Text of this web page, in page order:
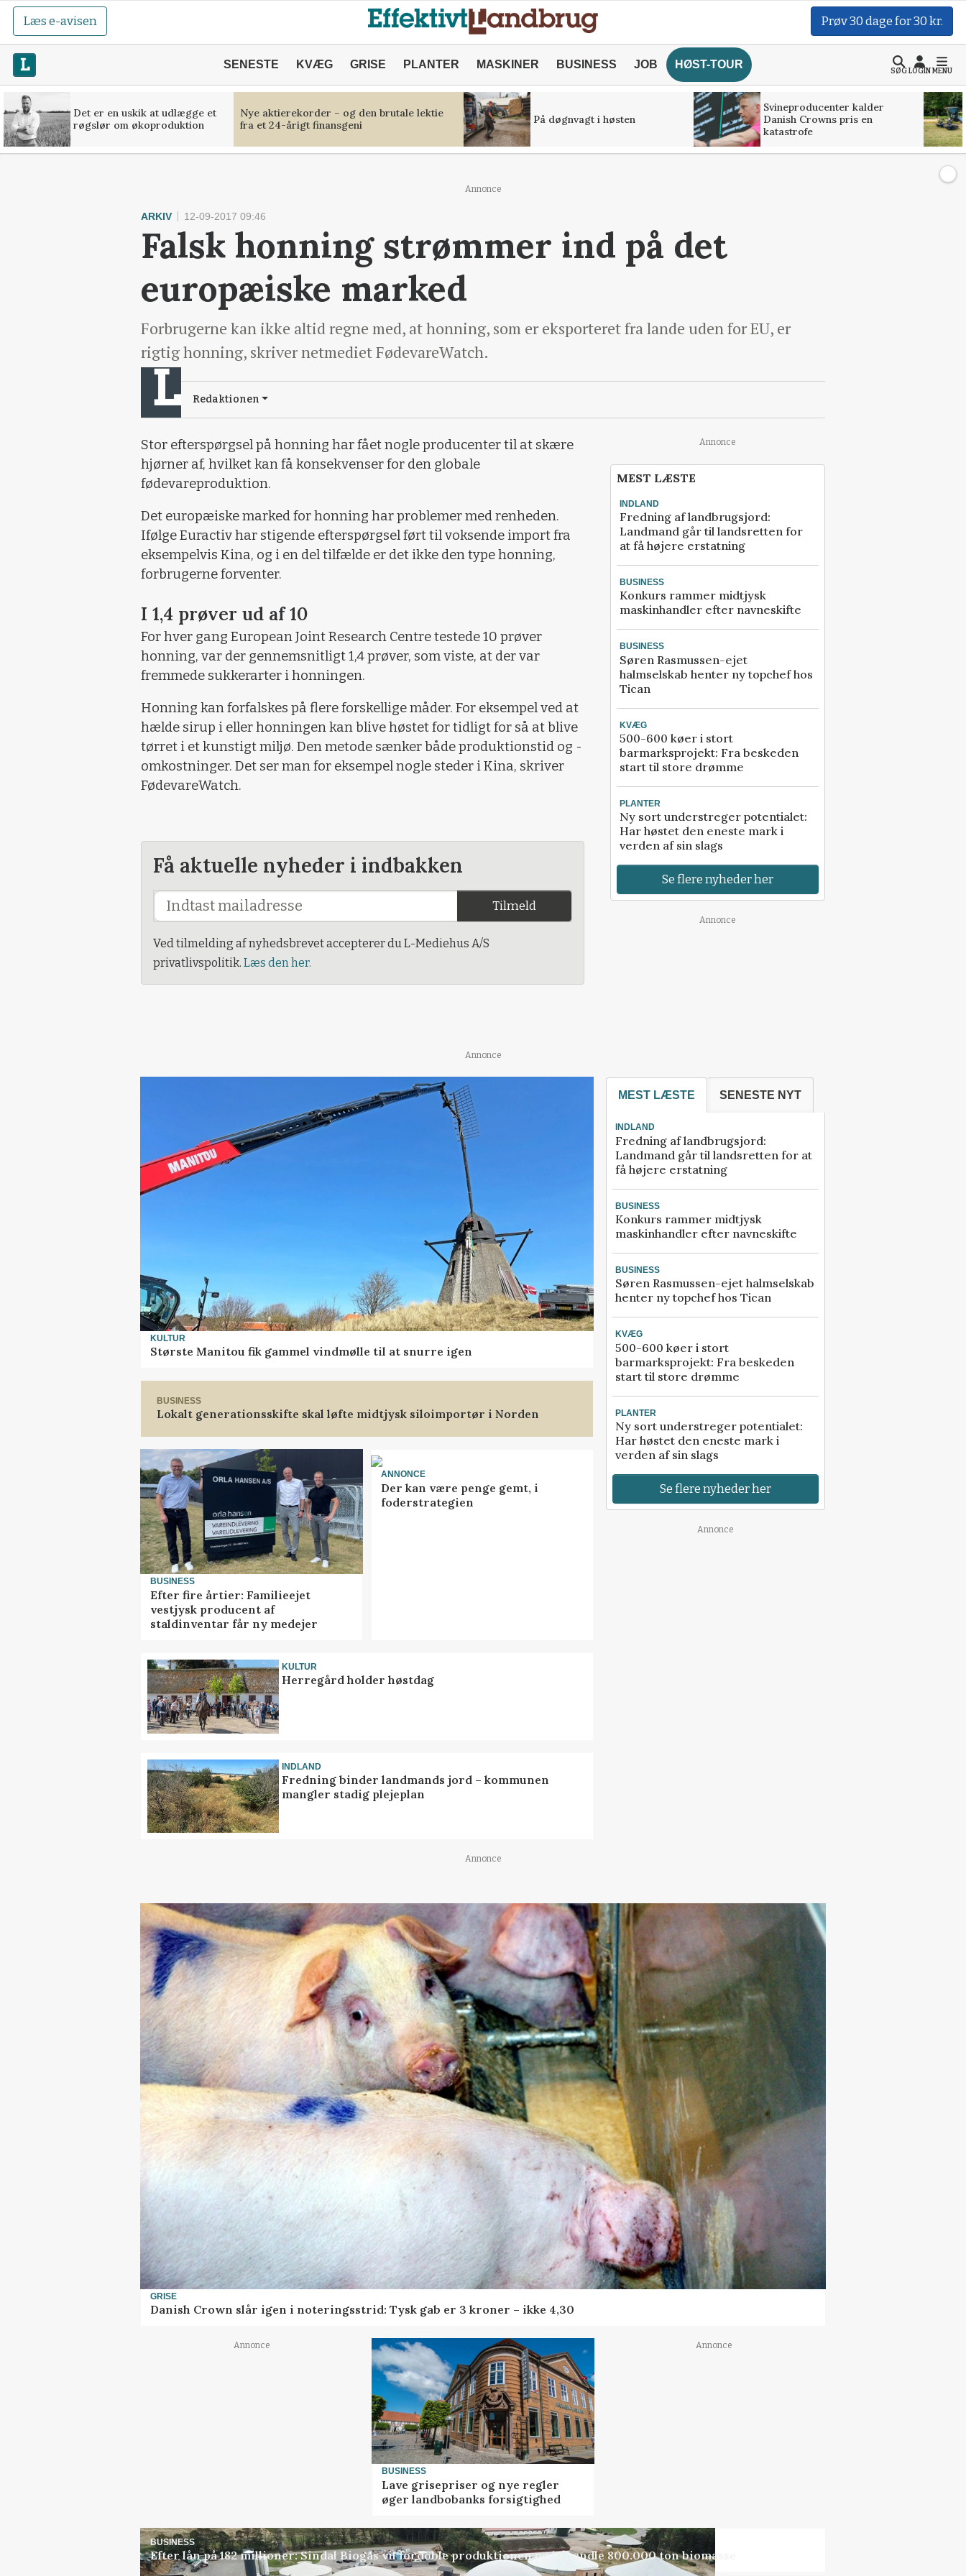
Læs e-avisen Prøv 30 dage for 30 kr.
SENESTE KVÆG GRISE PLANTER MASKINER BUSINESS JOB HØST-TOUR
SØGLOGINMENU
Det er en uskik at udlægge et
røgslør om økoproduktion
Nye aktierekorder – og den brutale lektie
fra et 24-årigt finansgeni
På døgnvagt i høsten
Svineproducenter kalder
Danish Crowns pris en
katastrofe
Annonce
ARKIV 12-09-2017 09:46
Falsk honning strømmer ind på det
europæiske marked
Forbrugerne kan ikke altid regne med, at honning, som er eksporteret fra lande uden for EU, er
rigtig honning, skriver netmediet FødevareWatch.
Redaktionen
Stor efterspørgsel på honning har fået nogle producenter til at skære
hjørner af, hvilket kan få konsekvenser for den globale
fødevareproduktion.
Det europæiske marked for honning har problemer med renheden.
Ifølge Euractiv har stigende efterspørgsel ført til voksende import fra
eksempelvis Kina, og i en del tilfælde er det ikke den type honning,
forbrugerne forventer.
I 1,4 prøver ud af 10
For hver gang European Joint Research Centre testede 10 prøver
honning, var der gennemsnitligt 1,4 prøver, som viste, at der var
fremmede sukkerarter i honningen.
Honning kan forfalskes på flere forskellige måder. For eksempel ved at
hælde sirup i eller honningen kan blive høstet for tidligt for så at blive
tørret i et kunstigt miljø. Den metode sænker både produktionstid og -
omkostninger. Det ser man for eksempel nogle steder i Kina, skriver
FødevareWatch.
Få aktuelle nyheder i indbakken
Tilmeld
Ved tilmelding af nyhedsbrevet accepterer du L-Mediehus A/S
privatlivspolitik. Læs den her.
Annonce
MEST LÆSTE
INDLAND
Fredning af landbrugsjord:
Landmand går til landsretten for
at få højere erstatning
BUSINESS
Konkurs rammer midtjysk
maskinhandler efter navneskifte
BUSINESS
Søren Rasmussen-ejet
halmselskab henter ny topchef hos
Tican
KVÆG
500-600 køer i stort
barmarksprojekt: Fra beskeden
start til store drømme
PLANTER
Ny sort understreger potentialet:
Har høstet den eneste mark i
verden af sin slags
Se flere nyheder her
Annonce
Annonce
KULTUR
Største Manitou fik gammel vindmølle til at snurre igen
BUSINESS
Lokalt generationsskifte skal løfte midtjysk siloimportør i Norden
BUSINESS
Efter fire årtier: Familieejet
vestjysk producent af
staldinventar får ny medejer
ANNONCE
Der kan være penge gemt, i
foderstrategien
KULTUR
Herregård holder høstdag
INDLAND
Fredning binder landmands jord – kommunen
mangler stadig plejeplan
MEST LÆSTE SENESTE NYT
INDLAND
Fredning af landbrugsjord:
Landmand går til landsretten for at
få højere erstatning
BUSINESS
Konkurs rammer midtjysk
maskinhandler efter navneskifte
BUSINESS
Søren Rasmussen-ejet halmselskab
henter ny topchef hos Tican
KVÆG
500-600 køer i stort
barmarksprojekt: Fra beskeden
start til store drømme
PLANTER
Ny sort understreger potentialet:
Har høstet den eneste mark i
verden af sin slags
Se flere nyheder her
Annonce
Annonce
GRISE
Danish Crown slår igen i noteringsstrid: Tysk gab er 3 kroner – ikke 4,30
Annonce
BUSINESS
Lave grisepriser og nye regler
øger landbobanks forsigtighed
Annonce
BUSINESS
Efter lån på 182 millioner: Sindal Biogas vil fordoble produktionen og behandle 800.000 ton biomasse